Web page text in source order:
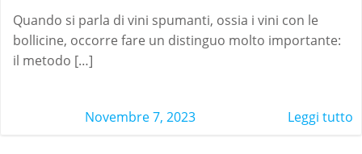
Quando si parla di vini spumanti, ossia i vini con le
bollicine, occorre fare un distinguo molto importante:
il metodo […]
Novembre 7, 2023 Leggi tutto